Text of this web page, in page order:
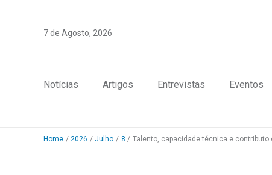
7 de Agosto, 2026
Notícias Artigos Entrevistas Eventos
Home 2026 Julho 8 Talento, capacidade técnica e contributo